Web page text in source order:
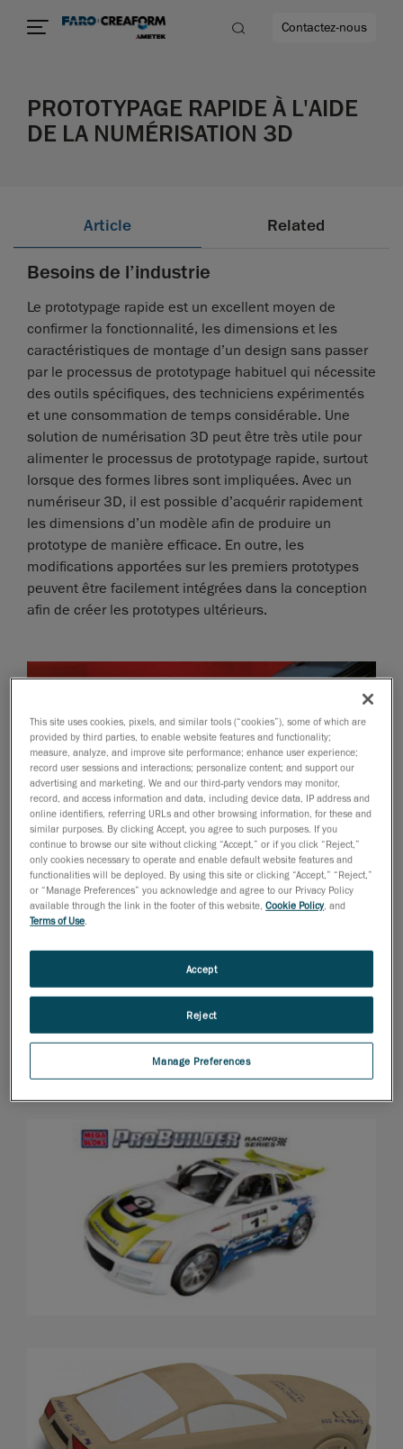
Contactez-nous
PROTOTYPAGE RAPIDE À L'AIDE
DE LA NUMÉRISATION 3D
Article Related
Besoins de l’industrie
Le prototypage rapide est un excellent moyen de
confirmer la fonctionnalité, les dimensions et les
caractéristiques de montage d’un design sans passer
par le processus de prototypage habituel qui nécessite
des outils spécifiques, des techniciens expérimentés
et une consommation de temps considérable. Une
solution de numérisation 3D peut être très utile pour
alimenter le processus de prototypage rapide, surtout
lorsque des formes libres sont impliquées. Avec un
numériseur 3D, il est possible d’acquérir rapidement
les dimensions d’un modèle afin de produire un
prototype de manière efficace. En outre, les
modifications apportées sur les premiers prototypes
peuvent être facilement intégrées dans la conception
afin de créer les prototypes ultérieurs.
This site uses cookies, pixels, and similar tools (“cookies”), some of which are
provided by third parties, to enable website features and functionality;
measure, analyze, and improve site performance; enhance user experience;
record user sessions and interactions; personalize content; and support our
advertising and marketing. We and our third-party vendors may monitor,
record, and access information and data, including device data, IP address and
online identifiers, referring URLs and other browsing information, for these and
similar purposes. By clicking Accept, you agree to such purposes. If you
continue to browse our site without clicking “Accept,” or if you click “Reject,”
only cookies necessary to operate and enable default website features and
functionalities will be deployed. By using this site or clicking “Accept,” “Reject,”
or “Manage Preferences” you acknowledge and agree to our Privacy Policy
available through the link in the footer of this website,Cookie Policy, and
Terms of Use
Manage Preferences
Reject
Accept